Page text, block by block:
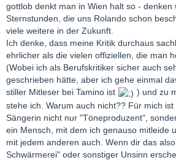
gottlob denkt man in Wien halt so - denken
Sternstunden, die uns Rolando schon
viele weitere in der Zukunft.
Ich denke, dass meine Kritik durchaus
ehrlicher als die vielen offiziellen, die man
(Wobei ich als Berufskritiker sicher auch
geschrieben hätte, aber ich gehe einmal
stiller Mitleser bei Tamino ist
) und zu
stehe ich. Warum auch nicht?? Für mich
Sängerin nicht nur "Töneproduzent",
ein Mensch, mit dem ich genauso mitleide
mit jedem anderen auch. Wenn dir das
Schwärmerei" oder sonstiger Unsinn